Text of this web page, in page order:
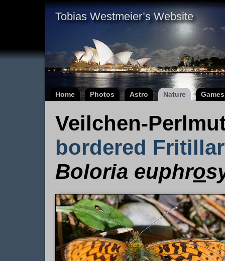
Tobias Westmeier’s Website
Home Photos Astro Nature Games
Veilchen-
bordered
Boloria euphro